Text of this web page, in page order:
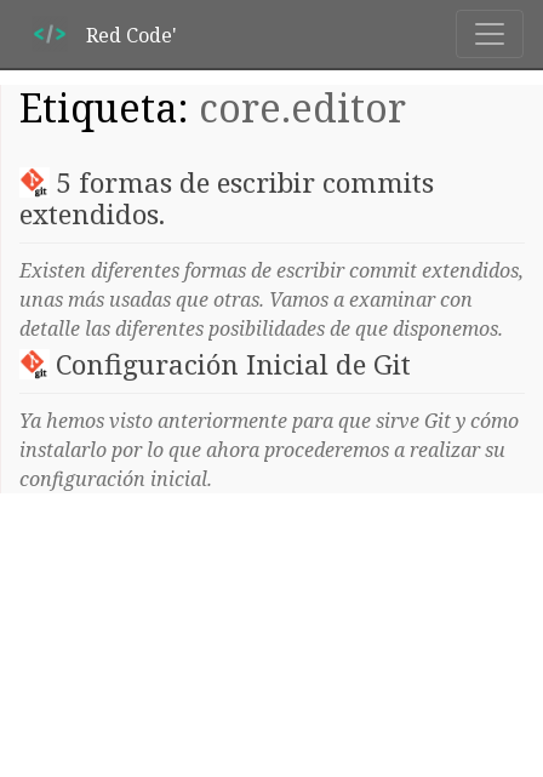
Red Code'
Etiqueta: core.editor
5 formas de escribir commits
extendidos.
Existen diferentes formas de escribir commit extendidos,
unas más usadas que otras. Vamos a examinar con
detalle las diferentes posibilidades de que disponemos.
Configuración Inicial de Git
Ya hemos visto anteriormente para que sirve Git y cómo
instalarlo por lo que ahora procederemos a realizar su
configuración inicial.